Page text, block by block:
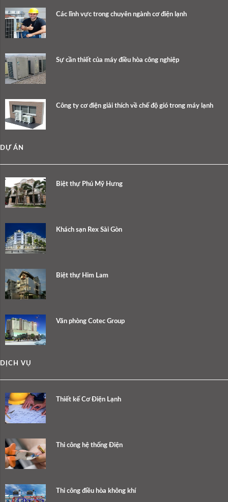
Các lĩnh vực trong chuyên ngành cơ điện lạnh
Sự cần thiết của máy điều hòa công nghiệp
Công ty cơ điện giải thích về chế độ gió trong máy lạnh
DỰ ÁN
Biệt thự Phú Mỹ Hưng
Khách sạn Rex Sài Gòn
Biệt thự Him Lam
Văn phòng Cotec Group
DỊCH VỤ
Thiết kế Cơ Điện Lạnh
Thi công hệ thống Điện
Thi công điều hòa không khí